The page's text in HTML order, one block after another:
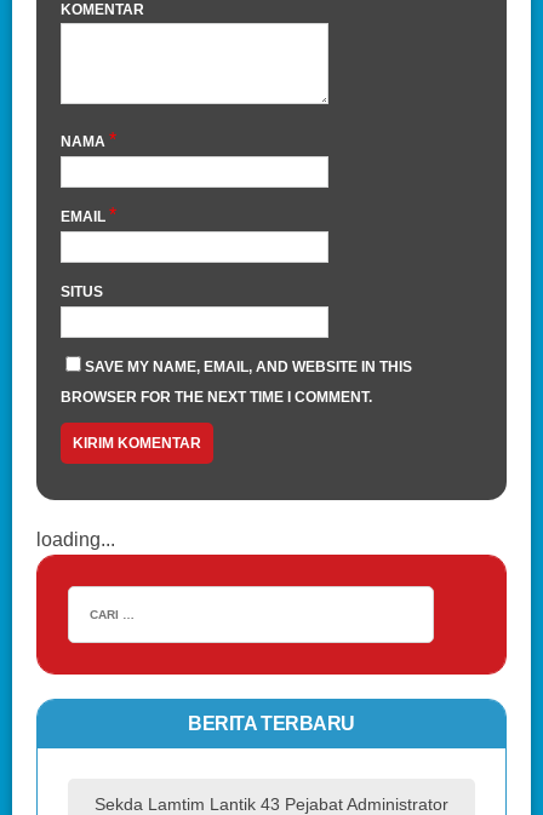
KOMENTAR
NAMA *
EMAIL *
SITUS
SAVE MY NAME, EMAIL, AND WEBSITE IN THIS
BROWSER FOR THE NEXT TIME I COMMENT.
loading...
BERITA TERBARU
Sekda Lamtim Lantik 43 Pejabat Administrator